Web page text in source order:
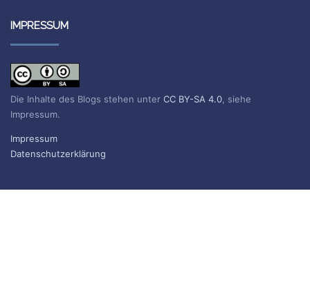
IMPRESSUM
Die Inhalte des Blogs stehen unter CC BY-SA 4.0, siehe
Impressum.
Impressum
Datenschutzerklärung